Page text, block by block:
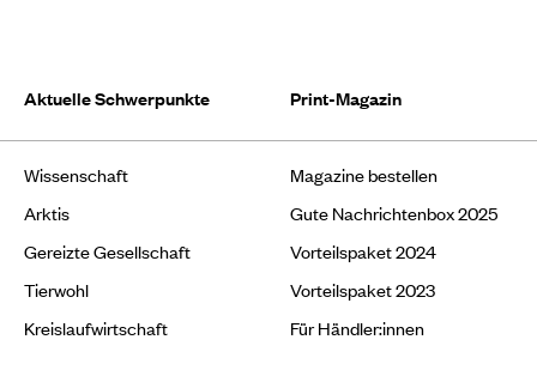
Aktuelle Schwerpunkte
Wissenschaft
Arktis
Gereizte Gesellschaft
Tierwohl
Kreislaufwirtschaft
Print-Magazin
Magazine bestellen
Gute Nachrichtenbox 2025
Vorteilspaket 2024
Vorteilspaket 2023
Für Händler:innen